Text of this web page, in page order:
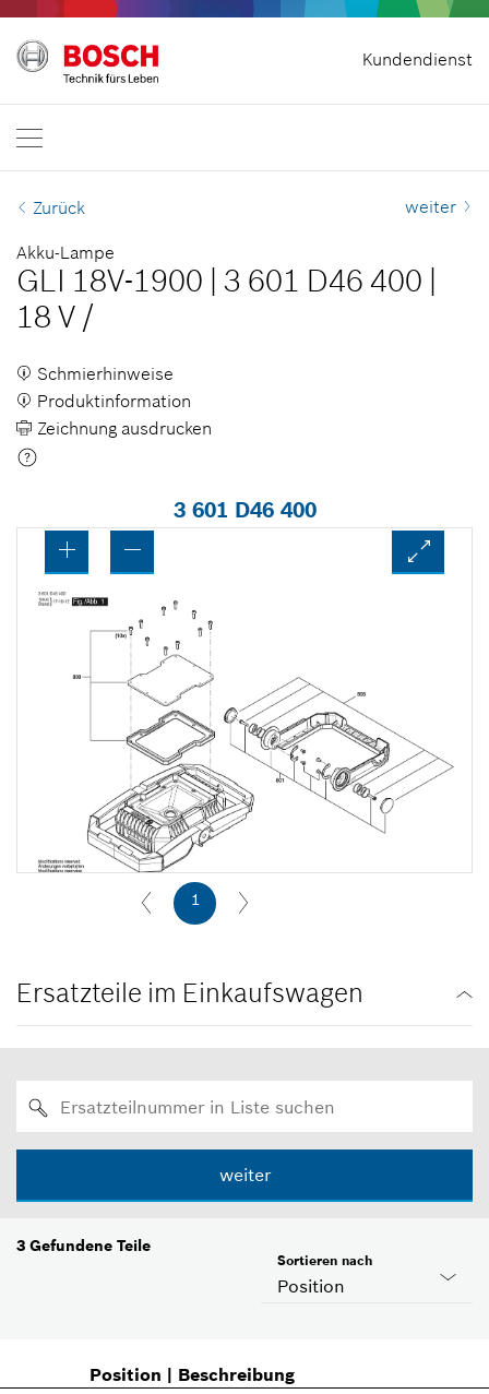
Kundendienst
Vertrag widerrufen
Bosch Professional
Zurück weiter
Akku-Lampe
GLI 18V-1900 3 601 D46 400
18 V /
Schmierhinweise
Produktinformation
Zeichnung ausdrucken
3 601 D46 400
1
Ersatzteile im Einkaufswagen
weiter
3 Gefundene Teile
Position
Sortieren nach
Position | Beschreibung